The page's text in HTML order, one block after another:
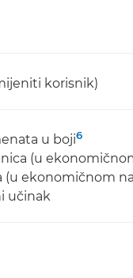
korisnik)
u boji6
(u
(u ekonomičnom
učinak